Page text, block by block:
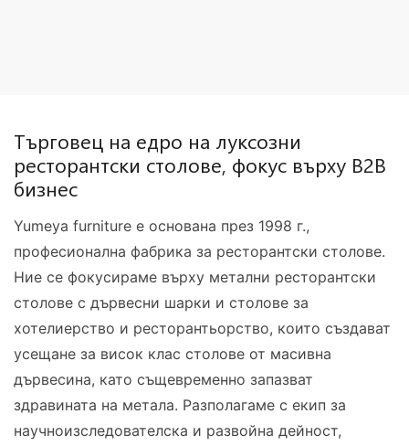
Търговец на едро на луксозни
ресторантски столове, фокус върху B2B
бизнес
Yumeya furniture е основана през 1998 г.,
професионална фабрика за ресторантски столове.
Ние се фокусираме върху метални ресторантски
столове с дървесни шарки и столове за
хотелиерство и ресторантьорство, които създават
усещане за висок клас столове от масивна
дървесина, като същевременно запазват
здравината на метала. Разполагаме с екип за
научноизследователска и развойна дейност,